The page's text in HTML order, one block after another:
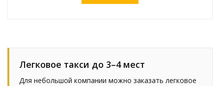
Легковое такси до 3–4 мест
Для небольшой компании можно заказать легковое